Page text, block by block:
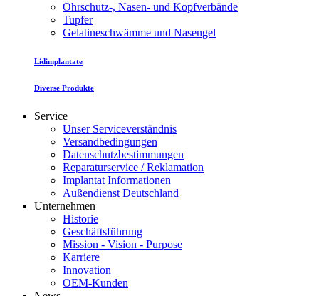
Ohrschutz-, Nasen- und Kopfverbände
Tupfer
Gelatineschwämme und Nasengel
Lidimplantate
Diverse Produkte
Service
Unser Serviceverständnis
Versandbedingungen
Datenschutzbestimmungen
Reparaturservice / Reklamation
Implantat Informationen
Außendienst Deutschland
Unternehmen
Historie
Geschäftsführung
Mission - Vision - Purpose
Karriere
Innovation
OEM-Kunden